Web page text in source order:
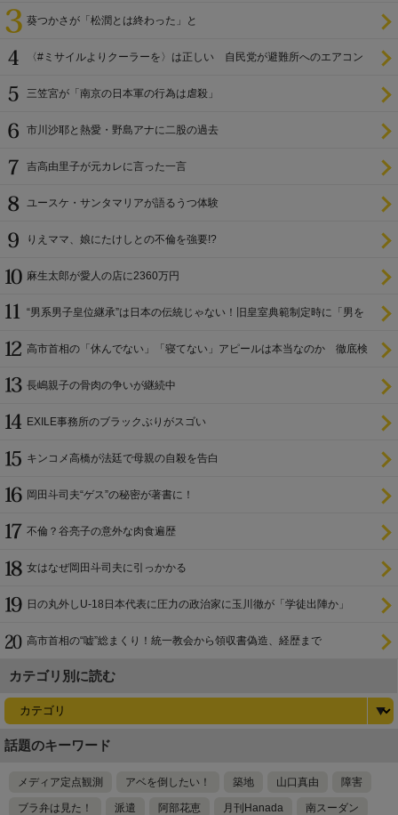
葵つかさが「松潤とは終わった」と
〈#ミサイルよりクーラーを〉は正しい 自民党が避難所へのエアコン
三笠宮が「南京の日本軍の行為は虐殺」
市川沙耶と熱愛・野島アナに二股の過去
吉高由里子が元カレに言った一言
ユースケ・サンタマリアが語るうつ体験
りえママ、娘にたけしとの不倫を強要!?
麻生太郎が愛人の店に2360万円
“男系男子皇位継承”は日本の伝統じゃない！旧皇室典範制定時に「男を
高市首相の「休んでない」「寝てない」アピールは本当なのか 徹底検
長嶋親子の骨肉の争いが継続中
EXILE事務所のブラックぶりがスゴい
キンコメ高橋が法廷で母親の自殺を告白
岡田斗司夫“ゲス”の秘密が著書に！
不倫？谷亮子の意外な肉食遍歴
女はなぜ岡田斗司夫に引っかかる
日の丸外しU-18日本代表に圧力の政治家に玉川徹が「学徒出陣か」
高市首相の“嘘”総まくり！統一教会から領収書偽造、経歴まで
カテゴリ別に読む
話題のキーワード
メディア定点観測 アベを倒したい！ 築地 山口真由 障害
ブラ弁は見た！ 派遣 阿部花恵 月刊Hanada 南スーダン